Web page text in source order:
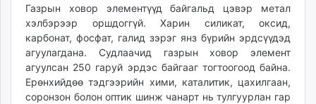
zuv.mn
mminfo.mn
ugluu.mn
urlag.mn
unen.mn
asu.mn
Газрын ховор элементүүд байгальд цэвэр метал
хэлбэрээр оршдоггүй. Харин силикат, оксид,
карбонат, фосфат, галид зэрэг янз бүрийн эрдсүүдэд
агуулагдана. Судлаачид газрын ховор элемент
агуулсан 250 гаруй эрдэс байгааг тогтоогоод байна.
Ерөнхийдөө тэдгээрийн хими, каталитик, цахилгаан,
соронзон болон оптик шинж чанарт нь тулгуурлан гар